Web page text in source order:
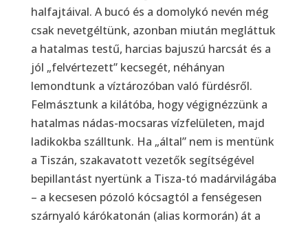
halfajtáival. A bucó és a domolykó nevén még
csak nevetgéltünk, azonban miután megláttuk
a hatalmas testű, harcias bajuszú harcsát és a
jól „felvértezett” kecsegét, néhányan
lemondtunk a víztározóban való fürdésről.
Felmásztunk a kilátóba, hogy végignézzünk a
hatalmas nádas-mocsaras vízfelületen, majd
ladikokba szálltunk. Ha „által” nem is mentünk
a Tiszán, szakavatott vezetők segítségével
bepillantást nyertünk a Tisza-tó madárvilágába
– a kecsesen pózoló kócsagtól a fenségesen
szárnyaló kárókatonán (alias kormorán) át a